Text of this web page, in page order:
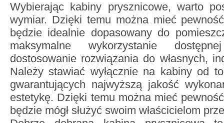
Wybierając kabiny prysznicowe, warto
wymiar. Dzięki temu można mieć
będzie idealnie dopasowany do
maksymalne wykorzystanie
dostosowanie rozwiązania do własnych,
Należy stawiać wyłącznie na kabiny od
gwarantujących najwyższą jakość
estetykę. Dzięki temu można mieć
będzie mógł służyć swoim właścicielom